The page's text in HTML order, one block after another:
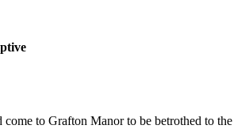
come to Grafton Manor to be betrothed to the